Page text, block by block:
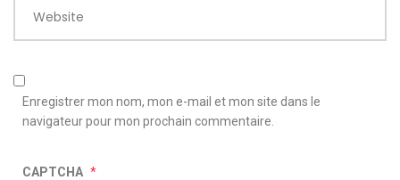
Website
Enregistrer mon nom, mon e-mail et mon site dans le
navigateur pour mon prochain commentaire.
CAPTCHA *